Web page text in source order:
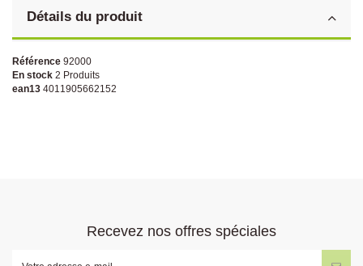
Détails du produit
Référence 92000
En stock 2 Produits
ean13 4011905662152
Recevez nos offres spéciales